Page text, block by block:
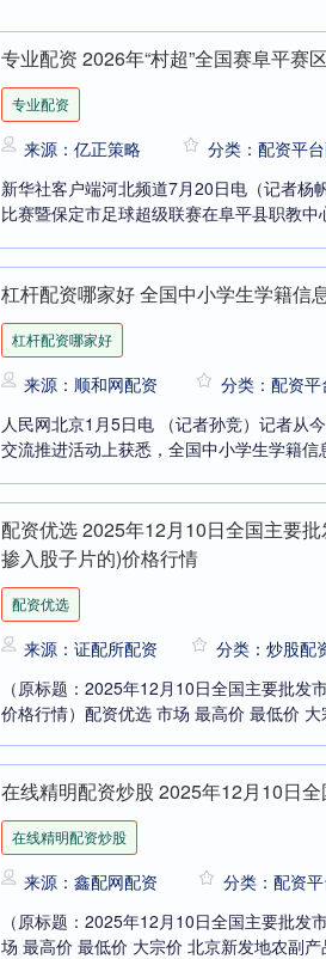
专业配资 2026年“村超”全国赛阜平赛
专业配资
来源：亿正策略 分类：配资平
新华社客户端河北频道7月20日电（记者杨
比赛暨保定市足球超级联赛在阜平县职教
杠杆配资哪家好 全国中小学生学籍信
杠杆配资哪家好
来源：顺和网配资 分类：配资平
人民网北京1月5日电 （记者孙竞）记者从
交流推进活动上获悉，全国中小学生学籍
配资优选 2025年12月10日全国主要
掺入股子片的)价格行情
配资优选
来源：证配所配资 分类：炒股配
（原标题：2025年12月10日全国主要批
价格行情）配资优选 市场 最高价 最低价
在线精明配资炒股 2025年12月10日
在线精明配资炒股
来源：鑫配网配资 分类：配资
（原标题：2025年12月10日全国主要批
场 最高价 最低价 大宗价 北京新发地农副